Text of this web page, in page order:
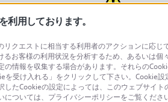
問い合わせ 製
個
利用しております。
クエストに相当する利用者のアクションに応
お客様の利用状況を分析するため、あるいは
情報を収集する場合があります。それらの
受け入れる」をクリックして下さい。Cookie
たCookieの設定によっては、このウェブサイ
ついては、プライバシーポリシーをご覧ください